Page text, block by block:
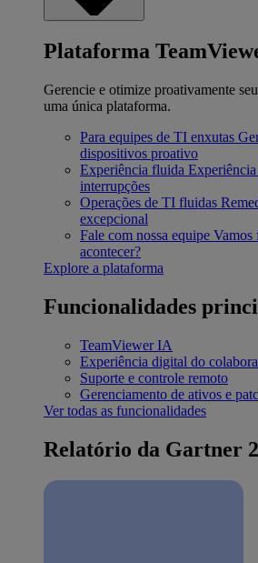
Plataforma
Gerencie e otimize proativamente
uma única plataforma.
Para equipes de TI enxutas
dispositivos proativo
Experiência fluida
interrupções
Operações de TI fluidas
excepcional
Fale com nossa equipe Vamos
acontecer?
Explore a plataforma
Funcionalidades
TeamViewer IA
Experiência digital do
Suporte e controle remoto
Gerenciamento de ativos e
Ver todas as funcionalidades
Relatório da Gartner